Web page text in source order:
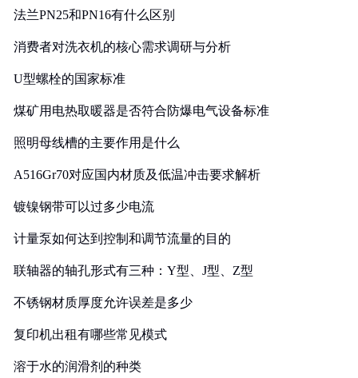
法兰PN25和PN16有什么区别
消费者对洗衣机的核心需求调研与分析
U型螺栓的国家标准
煤矿用电热取暖器是否符合防爆电气设备标准
照明母线槽的主要作用是什么
A516Gr70对应国内材质及低温冲击要求解析
镀镍钢带可以过多少电流
计量泵如何达到控制和调节流量的目的
联轴器的轴孔形式有三种：Y型、J型、Z型
不锈钢材质厚度允许误差是多少
复印机出租有哪些常见模式
溶于水的润滑剂的种类